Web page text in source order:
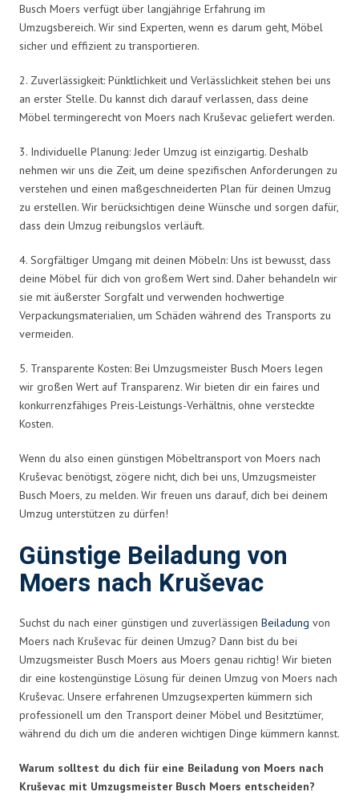
Busch Moers verfügt über langjährige Erfahrung im
Umzugsbereich. Wir sind Experten, wenn es darum geht, Möbel
sicher und effizient zu transportieren.
2. Zuverlässigkeit: Pünktlichkeit und Verlässlichkeit stehen bei uns
an erster Stelle. Du kannst dich darauf verlassen, dass deine
Möbel termingerecht von Moers nach Kruševac geliefert werden.
3. Individuelle Planung: Jeder Umzug ist einzigartig. Deshalb
nehmen wir uns die Zeit, um deine spezifischen Anforderungen zu
verstehen und einen maßgeschneiderten Plan für deinen Umzug
zu erstellen. Wir berücksichtigen deine Wünsche und sorgen dafür,
dass dein Umzug reibungslos verläuft.
4. Sorgfältiger Umgang mit deinen Möbeln: Uns ist bewusst, dass
deine Möbel für dich von großem Wert sind. Daher behandeln wir
sie mit äußerster Sorgfalt und verwenden hochwertige
Verpackungsmaterialien, um Schäden während des Transports zu
vermeiden.
5. Transparente Kosten: Bei Umzugsmeister Busch Moers legen
wir großen Wert auf Transparenz. Wir bieten dir ein faires und
konkurrenzfähiges Preis-Leistungs-Verhältnis, ohne versteckte
Kosten.
Wenn du also einen günstigen Möbeltransport von Moers nach
Kruševac benötigst, zögere nicht, dich bei uns, Umzugsmeister
Busch Moers, zu melden. Wir freuen uns darauf, dich bei deinem
Umzug unterstützen zu dürfen!
Günstige Beiladung von
Moers nach Kruševac
Suchst du nach einer günstigen und zuverlässigen Beiladung von
Moers nach Kruševac für deinen Umzug? Dann bist du bei
Umzugsmeister Busch Moers aus Moers genau richtig! Wir bieten
dir eine kostengünstige Lösung für deinen Umzug von Moers nach
Kruševac. Unsere erfahrenen Umzugsexperten kümmern sich
professionell um den Transport deiner Möbel und Besitztümer,
während du dich um die anderen wichtigen Dinge kümmern kannst.
Warum solltest du dich für eine Beiladung von Moers nach
Kruševac mit Umzugsmeister Busch Moers entscheiden?